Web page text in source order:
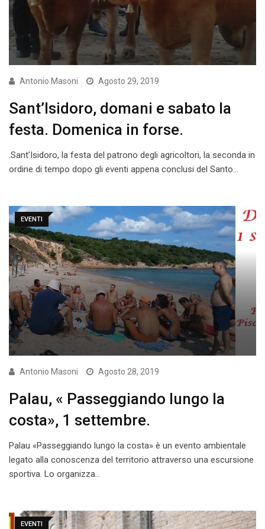
Antonio Masoni Agosto 29, 2019
Sant’Isidoro, domani e sabato la
festa. Domenica in forse.
.Sant’Isidoro, la festa del patrono degli agricoltori, la seconda in
ordine di tempo dopo gli eventi appena conclusi del Santo…
EVENTI
Antonio Masoni Agosto 28, 2019
Palau, « Passeggiando lungo la
costa», 1 settembre.
Palau «Passeggiando lungo la costa» è un evento ambientale
legato alla conoscenza del territorio attraverso una escursione
sportiva. Lo organizza…
EVENTI